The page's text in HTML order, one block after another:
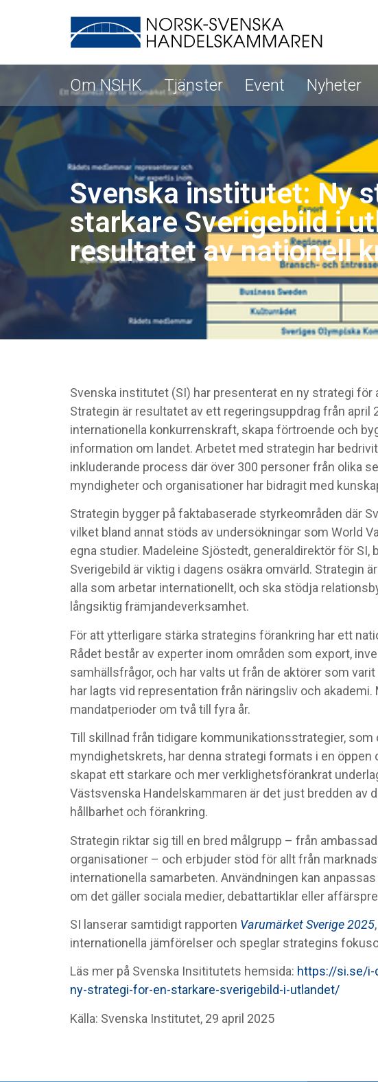
Om NSHK Tjänster Event Nyheter
Svenska institutet: Ny
starkare Sverigebild i
resultatet av nationell
Svenska institutet (SI) har presenterat en ny strategi
Strategin är resultatet av ett regeringsuppdrag från april
internationella konkurrenskraft, skapa förtroende och
information om landet. Arbetet med strategin har
inkluderande process där över 300 personer från olika
myndigheter och organisationer har bidragit med
Strategin bygger på faktabaserade styrkeområden där
vilket bland annat stöds av undersökningar som World
egna studier. Madeleine Sjöstedt, generaldirektör för SI,
Sverigebild är viktig i dagens osäkra omvärld. Strategin
alla som arbetar internationellt, och ska stödja
långsiktig främjandeverksamhet.
För att ytterligare stärka strategins förankring har ett
Rådet består av experter inom områden som export,
samhällsfrågor, och har valts ut från de aktörer som
har lagts vid representation från näringsliv och
mandatperioder om två till fyra år.
Till skillnad från tidigare kommunikationsstrategier,
myndighetskrets, har denna strategi formats i en öppen
skapat ett starkare och mer verklighetsförankrat
Västsvenska Handelskammaren är det just bredden av
hållbarhet och förankring.
Strategin riktar sig till en bred målgrupp – från
organisationer – och erbjuder stöd för allt från
internationella samarbeten. Användningen kan
om det gäller sociala medier, debattartiklar eller
SI lanserar samtidigt rapporten Varumärket Sverige 2025
internationella jämförelser och speglar strategins
Läs mer på Svenska Insititutets hemsida: https://si.se/i-
ny-strategi-for-en-starkare-sverigebild-i-utlandet/
Källa: Svenska Institutet, 29 april 2025